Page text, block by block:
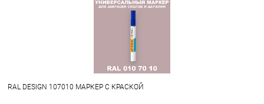
RAL DESIGN 107010 МАРКЕР С КРАСКОЙ